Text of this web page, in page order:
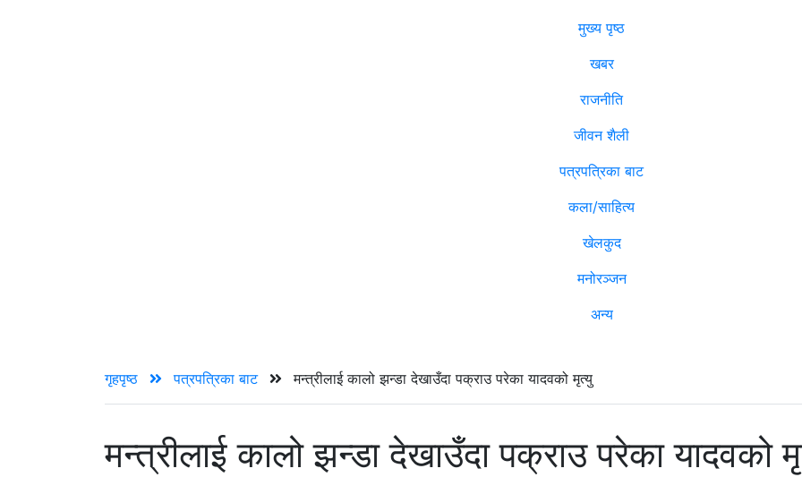
मुख्य पृष्ठ
खबर
राजनीति
जीवन शैली
पत्रपत्रिका बाट
कला/साहित्य
खेलकुद
मनोरञ्जन
अन्य
गृहपृष्ठ पत्रपत्रिका बाट मन्त्रीलाई कालो झन्डा देखाउँदा पक्राउ परेका यादवको मृत्यु
मन्त्रीलाई कालो झन्डा देखाउँदा पक्राउ परेका यादवको